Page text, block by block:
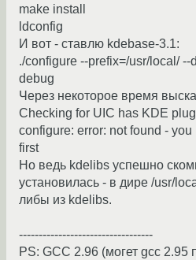
make install
ldconfig
И вот - ставлю kdebase-3.1:
./configure --prefix=/usr/local/
debug
Через некоторое время
Checking for UIC has KDE
configure: error: not found -
first
Но ведь kdelibs успешно
установилась - в дире /usr/
либы из kdelibs.
----------------------------------
PS: GCC 2.96 (могет gcc 2.95